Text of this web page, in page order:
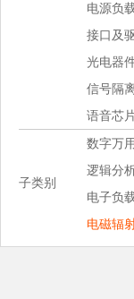
电源负
接口及
光电器
信号隔
语音芯
子类别
数字万
逻辑分
电子负